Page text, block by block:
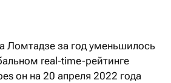
Ломтадзе за год уменьшилось
real-time-рейтинге
он на 20 апреля 2022 года